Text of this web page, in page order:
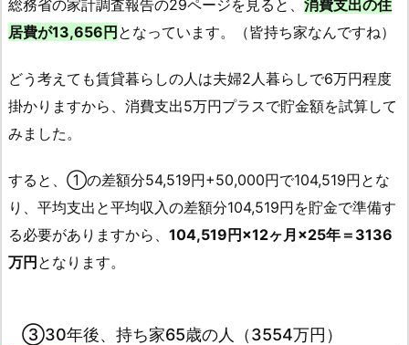
総務省の家計調査報告の29ページを見ると、 消費支出の住
居費が13,656円となっています。（皆持ち家なんですね）
どう考えても賃貸暮らしの人は夫婦2人暮らしで6万円程度
掛かりますから、消費支出5万円プラスで貯金額を試算して
みました。
すると、①の差額分54,519円+50,000円で104,519円とな
り、平均支出と平均収入の差額分104,519円を貯金で準備す
る必要がありますから、 104,519円×12ヶ月×25年＝3136
万円となります。
③30年後、持ち家65歳の人（3554万円）